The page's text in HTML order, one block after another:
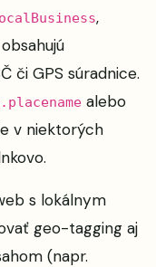
,
či GPS súradnice.
alebo
v niektorých
s lokálnym
geo-tagging aj
(napr.